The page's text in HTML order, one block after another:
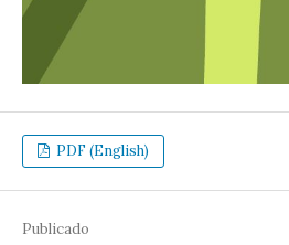
PDF (English)
Publicado